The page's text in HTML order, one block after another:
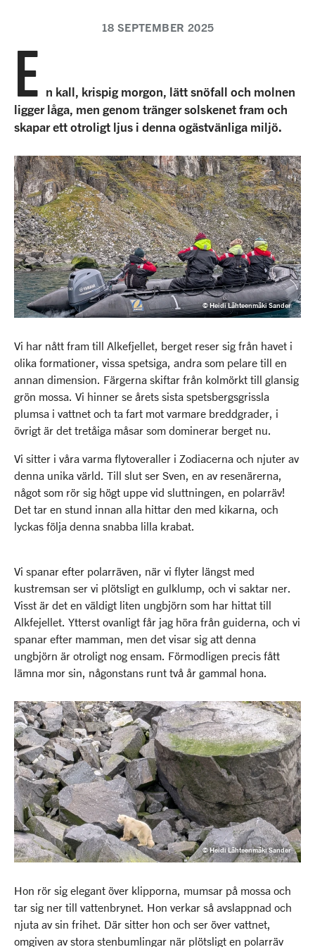
18 SEPTEMBER 2025
E n kall, krispig morgon, lätt snöfall och molnen
ligger låga, men genom tränger solskenet fram och
skapar ett otroligt ljus i denna ogästvänliga miljö.
© Heidi Lähteenmäki Sander
Vi har nått fram till Alkefjellet, berget reser sig från havet i
olika formationer, vissa spetsiga, andra som pelare till en
annan dimension. Färgerna skiftar från kolmörkt till glansig
grön mossa. Vi hinner se årets sista spetsbergsgrissla
plumsa i vattnet och ta fart mot varmare breddgrader, i
övrigt är det tretåiga måsar som dominerar berget nu.
Vi sitter i våra varma flytoveraller i Zodiacerna och njuter av
denna unika värld. Till slut ser Sven, en av resenärerna,
något som rör sig högt uppe vid sluttningen, en polarräv!
Det tar en stund innan alla hittar den med kikarna, och
lyckas följa denna snabba lilla krabat.
Vi spanar efter polarräven, när vi flyter längst med
kustremsan ser vi plötsligt en gulklump, och vi saktar ner.
Visst är det en väldigt liten ungbjörn som har hittat till
Alkfejellet. Ytterst ovanligt får jag höra från guiderna, och vi
spanar efter mamman, men det visar sig att denna
ungbjörn är otroligt nog ensam. Förmodligen precis fått
lämna mor sin, någonstans runt två år gammal hona.
© Heidi Lähteenmäki Sander
Hon rör sig elegant över klipporna, mumsar på mossa och
tar sig ner till vattenbrynet. Hon verkar så avslappnad och
njuta av sin frihet. Där sitter hon och ser över vattnet,
omgiven av stora stenbumlingar när plötsligt en polarräv